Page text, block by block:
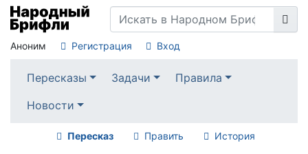
Аноним Регистрация Вход
Пересказы Задачи
Правила
Новости
Пересказ Править История